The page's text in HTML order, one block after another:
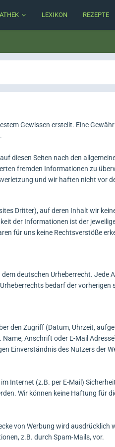
LEXIKON REZEPTE
Gewissen erstellt. Eine
diesen Seiten nach den
fremden Informationen zu
und wir haften nicht vor
Dritter), auf deren Inhalt wir
der Informationen ist der
für uns keine Rechtsverstöße
deutschen Urheberrecht. Jede
bedarf der
den Zugriff (Datum, Uhrzeit,
Anschrift oder E-Mail
Einverständnis des Nutzers der
Internet (z.B. per E-Mail)
Wir können keine Haftung für
von Werbung wird ausdrücklich
z.B. durch Spam-Mails, vor.